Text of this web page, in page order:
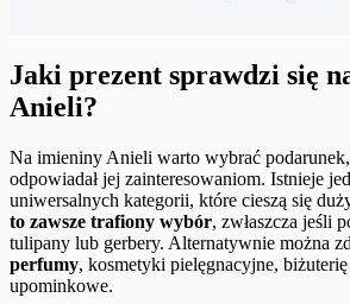
Jaki prezent sprawdzi się
Anieli?
Na imieniny Anieli warto wybrać
odpowiadał jej zainteresowaniom. Istnieje
uniwersalnych kategorii, które cieszą się
to zawsze trafiony wybór, zwłaszcza jeśli
tulipany lub gerbery. Alternatywnie można
perfumy, kosmetyki pielęgnacyjne,
upominkowe.